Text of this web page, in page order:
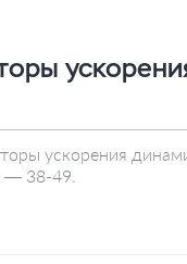
ускорения
38-49.